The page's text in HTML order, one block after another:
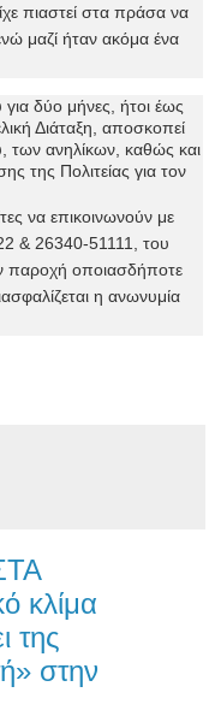
πιαστεί στα πράσα να
μαζί ήταν ακόμα ένα
για δύο μήνες, ήτοι έως
Διάταξη, αποσκοπεί
των ανηλίκων, καθώς και
της Πολιτείας για τον
να επικοινωνούν με
& 26340-51111, του
παροχή οποιασδήποτε
η ανωνυμία
κλίμα
της
στην